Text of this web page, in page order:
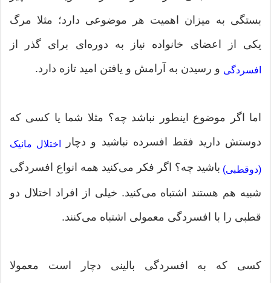
بستگی به میزان اهمیت هر موضوعی دارد؛ مثلا مرگ
یکی از اعضای خانواده نیاز به دوره‌ای برای گذر از
افسردگی و رسیدن به آرامش و یافتن امید تازه دارد.
اما اگر موضوع اینطور نباشد چه؟ مثلا شما یا کسی که
دوستش دارید فقط افسرده نباشید و دچار
اختلال مانیک
(دوقطبی) باشید چه؟ اگر فکر می‌کنید همه انواع افسردگی
شبیه هم هستند اشتباه می‌کنید. خیلی از افراد اختلال دو
قطبی را با افسردگی معمولی اشتباه می‌کنند.
کسی که به افسردگی بالینی دچار است معمولا